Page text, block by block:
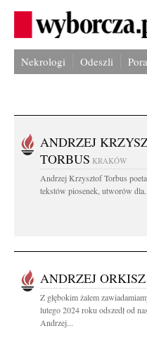
Nekrologi Odeszli
ANDRZEJ
TORBUS KRAKÓW
Andrzej Krzysztof Torbus
tekstów piosenek, utworów
ANDRZEJ ORKISZ
Z głębokim żalem
lutego 2024 roku odszedł od
Andrzej...